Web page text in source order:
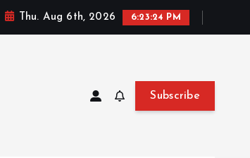
Thu. Aug 6th, 2026 6:23:25 PM
Subscribe